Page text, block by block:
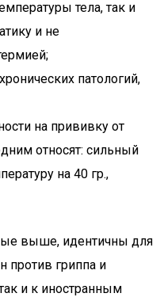
тела, так и
и не
патологий,
на прививку от
относят: сильный
на 40 гр.,
выше, идентичны для
против гриппа и
и к иностранным